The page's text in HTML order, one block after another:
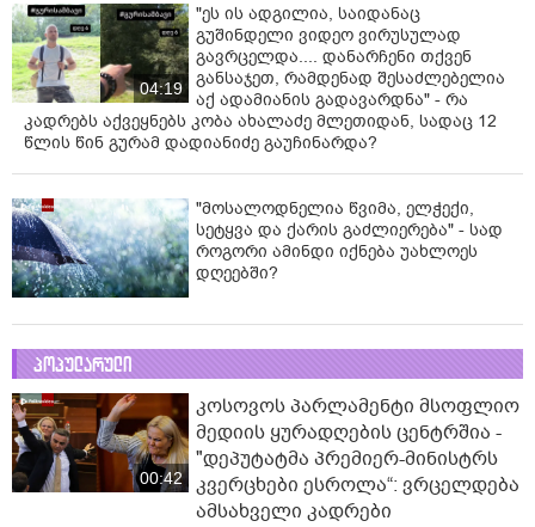
04:19
"ეს ის ადგილია, საიდანაც
გუშინდელი ვიდეო ვირუსულად
გავრცელდა.... დანარჩენი თქვენ
განსაჯეთ, რამდენად შესაძლებელია
აქ ადამიანის გადავარდნა" - რა
კადრებს აქვეყნებს კობა ახალაძე მლეთიდან, სადაც 12
წლის წინ გურამ დადიანიძე გაუჩინარდა?
"მოსალოდნელია წვიმა, ელჭექი,
სეტყვა და ქარის გაძლიერება" - სად
როგორი ამინდი იქნება უახლოეს
დღეებში?
პოპულარული
00:42
კოსოვოს პარლამენტი მსოფლიო
მედიის ყურადღების ცენტრშია -
"დეპუტატმა პრემიერ-მინისტრს
კვერცხები ესროლა“: ვრცელდება
ამსახველი კადრები